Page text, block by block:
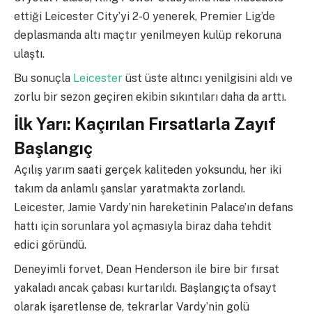
ettiği Leicester City’yi 2-0 yenerek, Premier Lig’de
deplasmanda altı maçtır yenilmeyen kulüp rekoruna
ulaştı.
Bu sonuçla Leicester üst üste altıncı yenilgisini aldı ve
zorlu bir sezon geçiren ekibin sıkıntıları daha da arttı.
İlk Yarı: Kaçırılan Fırsatlarla Zayıf
Başlangıç
Açılış yarım saati gerçek kaliteden yoksundu, her iki
takım da anlamlı şanslar yaratmakta zorlandı.
Leicester, Jamie Vardy’nin hareketinin Palace’ın defans
hattı için sorunlara yol açmasıyla biraz daha tehdit
edici göründü.
Deneyimli forvet, Dean Henderson ile bire bir fırsat
yakaladı ancak çabası kurtarıldı. Başlangıçta ofsayt
olarak işaretlense de, tekrarlar Vardy’nin golü